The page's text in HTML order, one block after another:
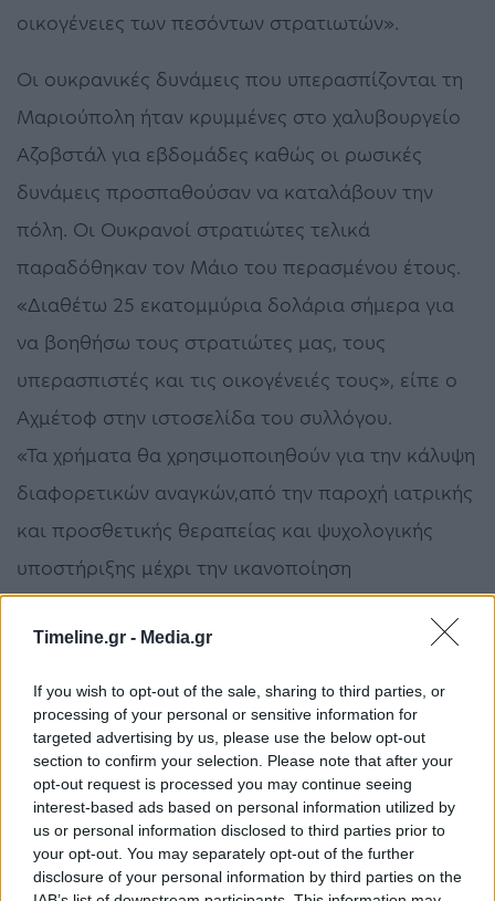
Timeline.gr - Media.gr
If you wish to opt-out of the sale, sharing to third parties, or
processing of your personal or sensitive information for
targeted advertising by us, please use the below opt-out
section to confirm your selection. Please note that after your
opt-out request is processed you may continue seeing
interest-based ads based on personal information utilized by
us or personal information disclosed to third parties prior to
your opt-out. You may separately opt-out of the further
disclosure of your personal information by third parties on the
οικογένειες των πεσόντων στρατιωτών».
Οι ουκρανικές δυνάμεις που υπερασπίζονται τη
Μαριούπολη ήταν κρυμμένες στο χαλυβουργείο
Αζοβστάλ για εβδομάδες καθώς οι ρωσικές
δυνάμεις προσπαθούσαν να καταλάβουν την
πόλη. Οι Ουκρανοί στρατιώτες τελικά
παραδόθηκαν τον Μάιο του περασμένου έτους.
«Διαθέτω 25 εκατομμύρια δολάρια σήμερα για
να βοηθήσω τους στρατιώτες μας, τους
υπερασπιστές και τις οικογένειές τους», είπε ο
Αχμέτοφ στην ιστοσελίδα του συλλόγου.
«Τα χρήματα θα χρησιμοποιηθούν για την κάλυψη
διαφορετικών αναγκών,από την παροχή ιατρικής
και προσθετικής θεραπείας και ψυχολογικής
υποστήριξης μέχρι την ικανοποίηση
συγκεκριμένων αιτημάτων. Για να διασφαλιστεί η
διαφάνεια, το έργο θα επιβλέπει μια
επαγγελματική ανεξάρτητη ομάδα που θα είναι
σε επαφή με τους υπερασπιστές της Αζοβστάλ,
τις οικογένειές τους, τους παρόχους φροντίδας
και τους εθελοντές», πρόσθεσε.
Η Τσέλσι ανήκε στο παρελθόν στον Ρώσο Ρόμαν
Αμπράμοβιτς, ο οποίος έθεσε αναγκαστικά τον